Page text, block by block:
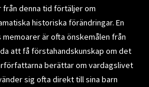
denna tid förtäljer om
historiska förändringar. En
är ofta önskemålen från
att få förstahandskunskap om det
berättar om vardagslivet
sig ofta direkt till sina barn